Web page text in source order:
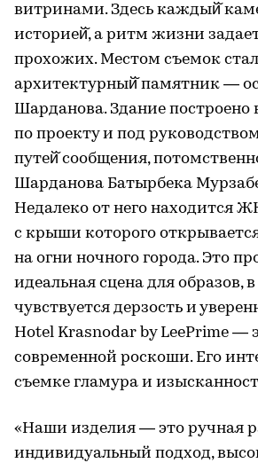
витринами. Здесь каждый̆
историей̆, а ритм жизни
прохожих. Местом съемок стал
архитектурный̆ памятник —
Шарданова. Здание построено
по проекту и под
путей̆ сообщения,
Шарданова Батырбека
Недалеко от него находится
с крыши которого
на огни ночного города. Это
идеальная сцена для образов,
чувствуется дерзость и
Hotel Krasnodar by LeePrime —
современной роскоши. Его
съемке гламура и
«Наши изделия — это ручная
индивидуальный подход,